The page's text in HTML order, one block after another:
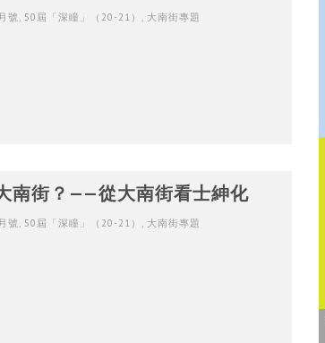
號 , 50屆「深瞳」（20-21） , 大南街專題
南街？——從大南街看士紳化
號 , 50屆「深瞳」（20-21） , 大南街專題